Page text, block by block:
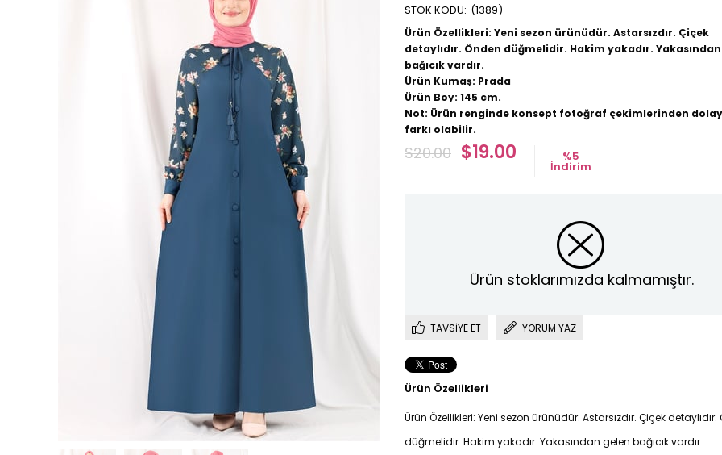
(1389)
Ürün Özellikleri: Yeni sezon ürünüdür. Astarsızdır. Çiçek
detaylıdır. Önden düğmelidir. Hakim yakadır.
bağıcık vardır.
Ürün Kumaş: Prada
Ürün Boy: 145 cm.
Not: Ürün renginde konsept fotoğraf çekimlerinden
farkı olabilir.
$20.00 $19.00 %5
İndirim
Ürün stoklarımızda kalmamıştır.
TAVSIYE ET YORUM YAZ
Ürün Özellikleri
Ürün Özellikleri: Yeni sezon ürünüdür. Astarsızdır. Çiçek detaylıdır.
düğmelidir. Hakim yakadır. Yakasından gelen bağıcık vardır.